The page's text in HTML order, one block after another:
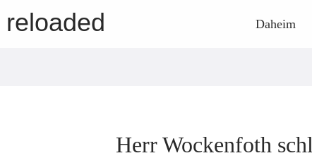
Daheim
Herr Wockenfoth